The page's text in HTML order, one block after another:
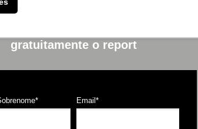
gratuitamente o report
Email*